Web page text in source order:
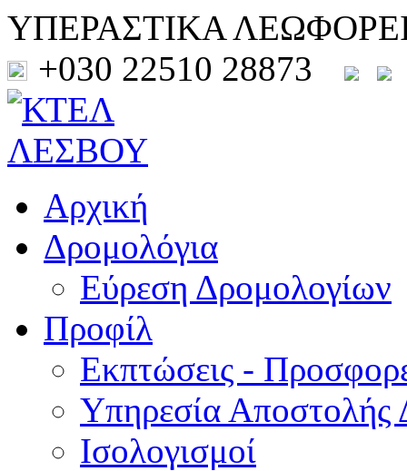
ΥΠΕΡΑΣΤΙΚΑ
+030 22510 28873
Αρχική
Δρομολόγια
Εύρεση Δρομολογίων
Προφίλ
Εκπτώσεις -
Υπηρεσία Αποστολής
Ισολογισμοί